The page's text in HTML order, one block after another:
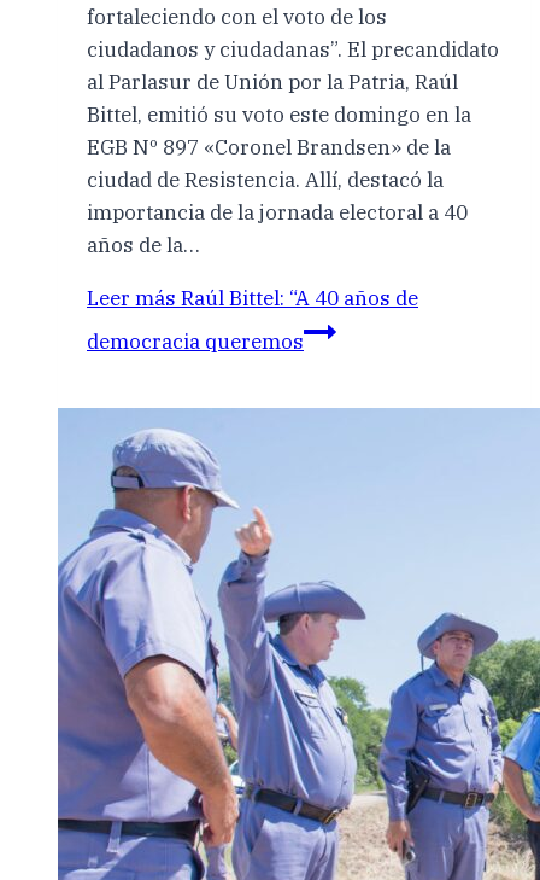
fortaleciendo con el voto de los
ciudadanos y ciudadanas”. El precandidato
al Parlasur de Unión por la Patria, Raúl
Bittel, emitió su voto este domingo en la
EGB Nº 897 «Coronel Brandsen» de la
ciudad de Resistencia. Allí, destacó la
importancia de la jornada electoral a 40
años de la…
Leer más Raúl Bittel: “A 40 años de
democracia queremos